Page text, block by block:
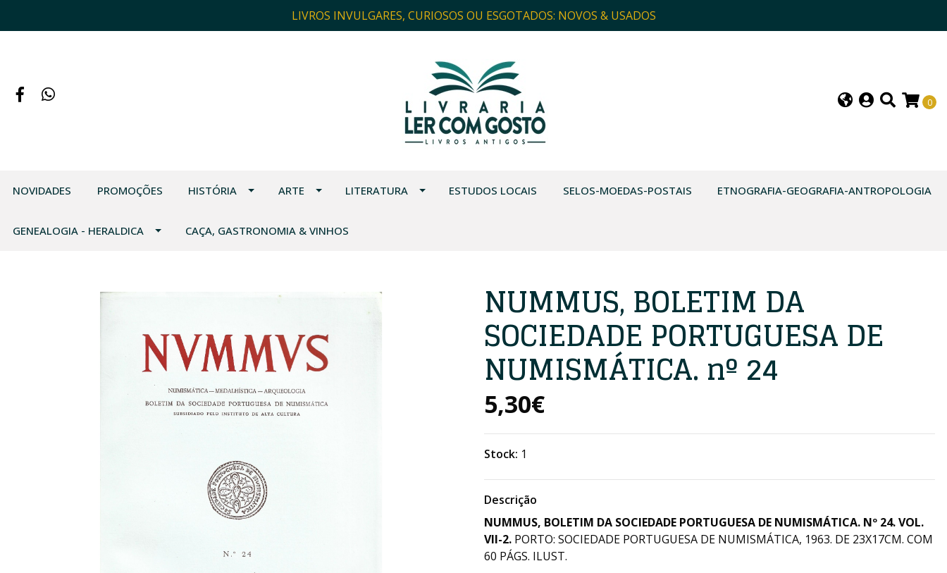
LIVROS INVULGARES, CURIOSOS OU ESGOTADOS: NOVOS & USADOS
0
NOVIDADES PROMOÇÕES HISTÓRIA ARTE LITERATURA ESTUDOS LOCAIS SELOS-MOEDAS-POSTAIS ETNOGRAFIA-GEOGRAFIA-ANTROPOLOGIA
GENEALOGIA - HERALDICA CAÇA, GASTRONOMIA & VINHOS
NUMMUS, BOLETIM DA
SOCIEDADE PORTUGUESA DE
NUMISMÁTICA. nº 24
5,30€
Stock: 1
Descrição
NUMMUS, BOLETIM DA SOCIEDADE PORTUGUESA DE NUMISMÁTICA. Nº 24. VOL.
VII-2. PORTO: SOCIEDADE PORTUGUESA DE NUMISMÁTICA, 1963. DE 23X17CM. COM
60 PÁGS. ILUST.